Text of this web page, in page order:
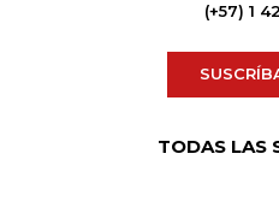
(+57) 1
TODAS LAS